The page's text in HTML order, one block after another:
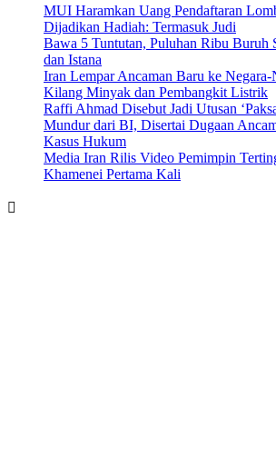
MUI Haramkan Uang Pendaftaran
Dijadikan Hadiah: Termasuk Judi
Bawa 5 Tuntutan, Puluhan Ribu Buruh
dan Istana
Iran Lempar Ancaman Baru ke Negara-
Kilang Minyak dan Pembangkit Listrik
Raffi Ahmad Disebut Jadi Utusan
Mundur dari BI, Disertai Dugaan
Kasus Hukum
Media Iran Rilis Video Pemimpin
Khamenei Pertama Kali